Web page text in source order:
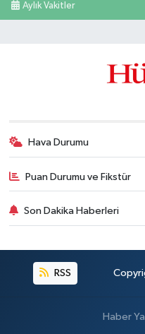
Aylık Vakitler
Hava Durumu
Puan Durumu ve Fikstür
Son Dakika Haberleri
RSS
Haber